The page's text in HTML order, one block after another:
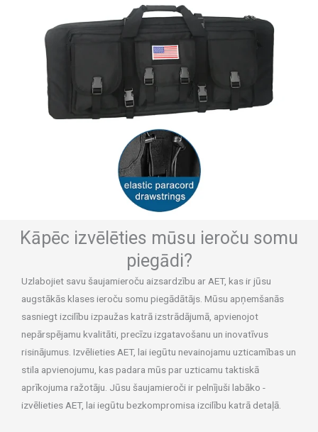
Kāpēc izvēlēties mūsu ieroču somu
piegādi?
Uzlabojiet savu šaujamieroču aizsardzību ar AET, kas ir jūsu
augstākās klases ieroču somu piegādātājs. Mūsu apņemšanās
sasniegt izcilību izpaužas katrā izstrādājumā, apvienojot
nepārspējamu kvalitāti, precīzu izgatavošanu un inovatīvus
risinājumus. Izvēlieties AET, lai iegūtu nevainojamu uzticamības un
stila apvienojumu, kas padara mūs par uzticamu taktiskā
aprīkojuma ražotāju. Jūsu šaujamieroči ir pelnījuši labāko -
izvēlieties AET, lai iegūtu bezkompromisa izcilību katrā detaļā.